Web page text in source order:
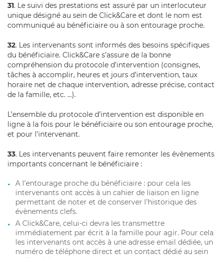
31. Le suivi des prestations est assuré par un interlocuteur
unique désigné au sein de Click&Care et dont le nom est
communiqué au bénéficiaire ou à son entourage proche.
32. Les intervenants sont informés des besoins spécifiques
du bénéficiaire. Click&Care s’assure de la bonne
compréhension du protocole d’intervention (consignes,
tâches à accomplir, heures et jours d’intervention, taux
horaire net de chaque intervention, adresse précise, contact
de la famille, etc. ...).
L’ensemble du protocole d’intervention est disponible en
ligne à la fois pour le bénéficiaire ou son entourage proche,
et pour l’intervenant.
33. Les intervenants peuvent faire remonter les évènements
importants concernant le bénéficiaire :
A l’entourage proche du bénéficiaire : pour cela les
intervenants ont accès à un cahier de liaison en ligne
permettant de noter et de conserver l’historique des
évènements clefs.
A Click&Care, celui-ci devra les transmettre
immédiatement par écrit à la famille pour agir. Pour cela
les intervenants ont accès à une adresse email dédiée, un
numéro de téléphone direct et un contact dédié au sein